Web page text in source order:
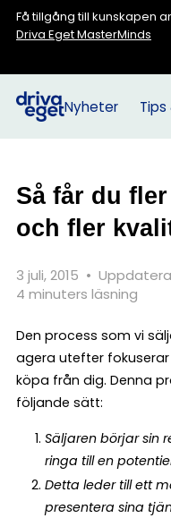
Få tillgång till kunskapen
Driva Eget MasterMinds
Nyheter
Så får du
och fler
3 juli, 2015 •
4 minuters läsning
Den process som vi
agera utefter
köpa från dig. Denna
följande sätt:
Säljaren börjar sin
ringa till en
Detta leder till ett
presentera sina